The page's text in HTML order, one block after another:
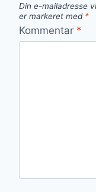
Din e-mailadresse
er markeret med *
Kommentar *